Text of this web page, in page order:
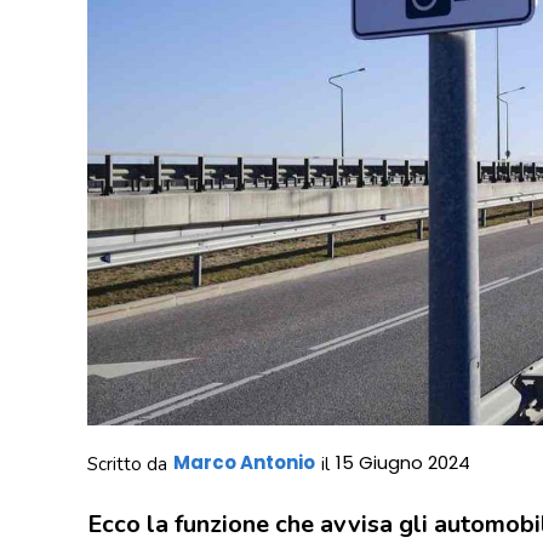
Scritto da Marco Antonio il 15 Giugno 2024
Ecco la funzione che avvisa gli